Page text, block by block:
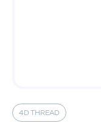
4D THREAD